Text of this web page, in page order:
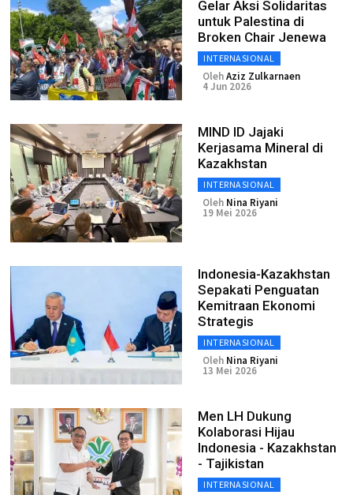
Gelar Aksi Solidaritas
untuk Palestina di
Broken Chair Jenewa
INTERNASIONAL
OlehAziz Zulkarnaen
4 Jun 2026
MIND ID Jajaki
Kerjasama Mineral di
Kazakhstan
INTERNASIONAL
Oleh Nina Riyani
19 Mei 2026
Indonesia-Kazakhstan
Sepakati Penguatan
Kemitraan Ekonomi
Strategis
INTERNASIONAL
Oleh Nina Riyani
13 Mei 2026
Men LH Dukung
Kolaborasi Hijau
Indonesia - Kazakhstan
- Tajikistan
INTERNASIONAL